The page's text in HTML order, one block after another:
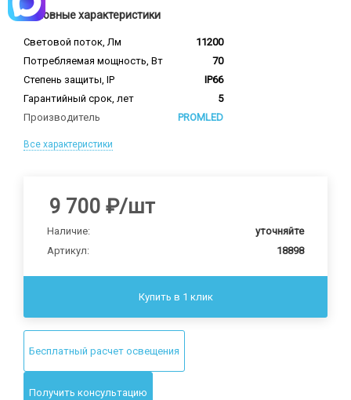
Основные характеристики
Световой поток, Лм
11200
Потребляемая мощность, Вт
70
Степень защиты, IP
IP66
Гарантийный срок, лет
5
Производитель
PROMLED
Все характеристики
9 700 ₽/шт
Наличие:
уточняйте
Артикул:
18898
Купить в 1 клик
Бесплатный расчет освещения
Получить консультацию